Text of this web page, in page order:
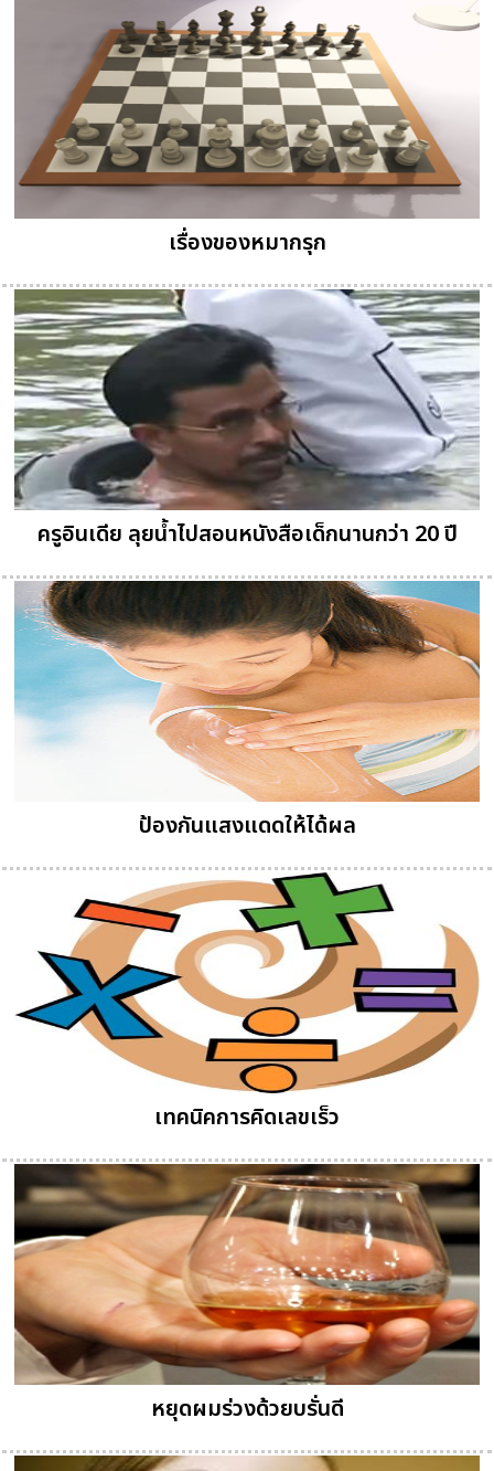
เรื่องของหมากรุก
ครูอินเดีย ลุยน้ำไปสอนหนังสือเด็กนานกว่า 20 ปี
ป้องกันแสงแดดให้ได้ผล
เทคนิคการคิดเลขเร็ว
หยุดผมร่วงด้วยบรั่นดี